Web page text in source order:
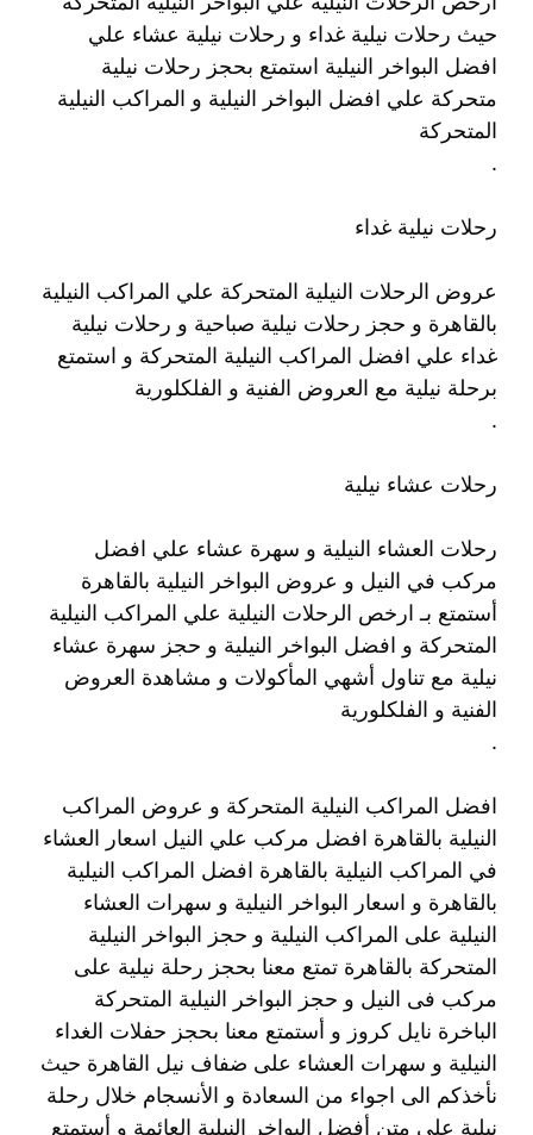
حيث رحلات نيلية غداء و رحلات نيلية عشاء علي
افضل البواخر النيلية استمتع بحجز رحلات نيلية
متحركة علي افضل البواخر النيلية و المراكب النيلية
المتحركة
.
رحلات نيلية غداء
عروض الرحلات النيلية المتحركة علي المراكب النيلية
بالقاهرة و حجز رحلات نيلية صباحية و رحلات نيلية
غداء علي افضل المراكب النيلية المتحركة و استمتع
برحلة نيلية مع العروض الفنية و الفلكلورية
.
رحلات عشاء نيلية
رحلات العشاء النيلية و سهرة عشاء علي افضل
مركب في النيل و عروض البواخر النيلية بالقاهرة
أستمتع بـ ارخص الرحلات النيلية علي المراكب النيلية
المتحركة و افضل البواخر النيلية و حجز سهرة عشاء
نيلية مع تناول أشهي المأكولات و مشاهدة العروض
الفنية و الفلكلورية
.
افضل المراكب النيلية المتحركة و عروض المراكب
النيلية بالقاهرة افضل مركب علي النيل اسعار العشاء
في المراكب النيلية بالقاهرة افضل المراكب النيلية
بالقاهرة و اسعار البواخر النيلية و سهرات العشاء
النيلية على المراكب النيلية و حجز البواخر النيلية
المتحركة بالقاهرة تمتع معنا بحجز رحلة نيلية على
مركب فى النيل و حجز البواخر النيلية المتحركة
الباخرة نايل كروز و أستمتع معنا بحجز حفلات الغداء
النيلية و سهرات العشاء على ضفاف نيل القاهرة حيث
نأخذكم الى اجواء من السعادة و الأنسجام خلال رحلة
نيلية على متن أفضل البواخر النيلية العائمة و أستمتع